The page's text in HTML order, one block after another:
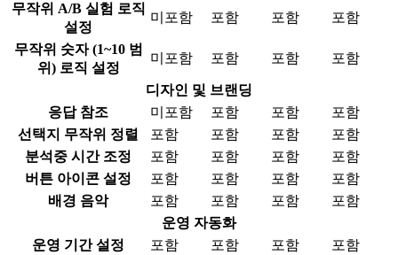
무작위 A/B 실험 로직
설정
미포함 포함 포함 포함
무작위 숫자 (1~10 범
위) 로직 설정
미포함 포함 포함 포함
디자인 및 브랜딩
응답 참조
미포함 포함 포함
포함
선택지 무작위 정렬
포함 포함 포함
포함
분석중 시간 조정
포함 포함 포함
포함
버튼 아이콘 설정
포함 포함 포함
포함
배경 음악
포함 포함 포함
포함
운영 자동화
운영 기간 설정
포함 포함 포함
포함